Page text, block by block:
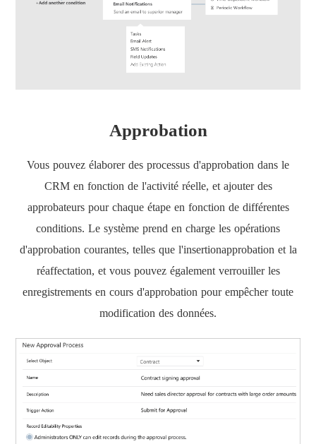
Approbation
Vous pouvez élaborer des processus d'approbation dans le
CRM en fonction de l'activité réelle, et ajouter des
approbateurs pour chaque étape en fonction de différentes
conditions. Le système prend en charge les opérations
d'approbation courantes, telles que l'insertionapprobation et la
réaffectation, et vous pouvez également verrouiller les
enregistrements en cours d'approbation pour empêcher toute
modification des données.